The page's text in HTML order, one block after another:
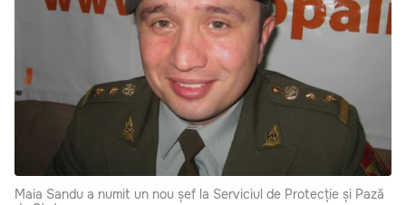
Maia Sandu a numit un nou șef la Serviciul de Protecție și Pază